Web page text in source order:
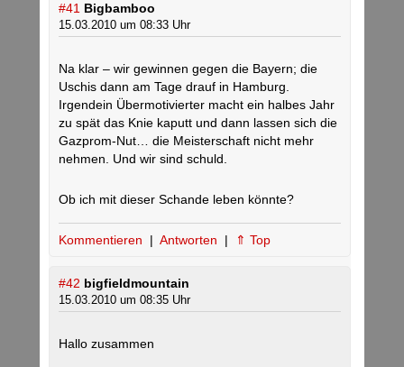
#41 Bigbamboo
15.03.2010 um 08:33 Uhr
Na klar – wir gewinnen gegen die Bayern; die
Uschis dann am Tage drauf in Hamburg.
Irgendein Übermotivierter macht ein halbes Jahr
zu spät das Knie kaputt und dann lassen sich die
Gazprom-Nut… die Meisterschaft nicht mehr
nehmen. Und wir sind schuld.
Ob ich mit dieser Schande leben könnte?
Kommentieren | Antworten | ⇑ Top
#42 bigfieldmountain
15.03.2010 um 08:35 Uhr
Hallo zusammen